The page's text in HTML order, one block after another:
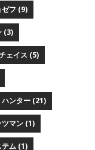
ゼフ (9)
(3)
ェイス (5)
ハンター (21)
ツマン (1)
テム (1)